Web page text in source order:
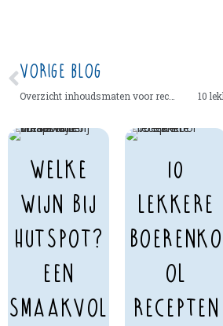
VORIGE BLOG
10
Welke
wijn bij
hutspot?
Een
smaakvol
10
lekkere
boerenko
ol
recepten